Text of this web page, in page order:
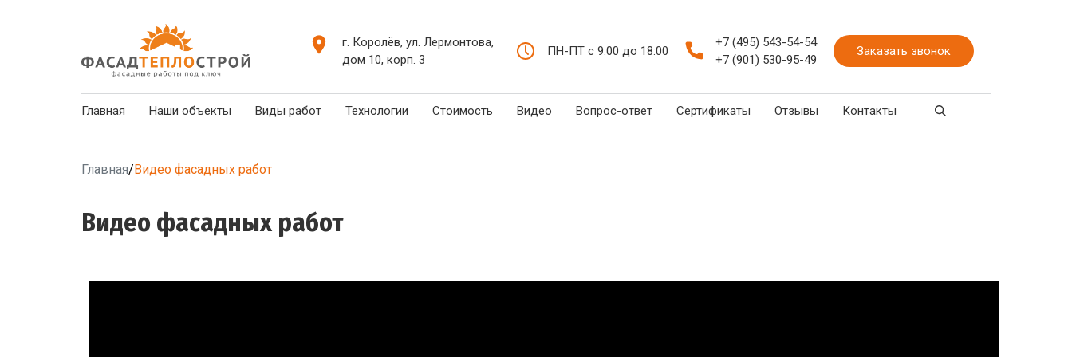
г. Королёв, ул. Лермонтова,
дом 10, корп. 3
ПН-ПТ с 9:00 до 18:00
+7 (495) 543-54-54
+7 (901) 530-95-49
Заказать звонок
Главная Наши объекты Виды работ Технологии Стоимость Видео Вопрос-ответ Сертификаты Отзывы Контакты
Главная/Видео фасадных работ
Видео фасадных работ